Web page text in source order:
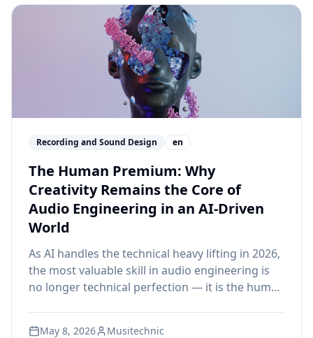
Recording and Sound Design en
The Human Premium: Why
Creativity Remains the Core of
Audio Engineering in an AI-Driven
World
As AI handles the technical heavy lifting in 2026,
the most valuable skill in audio engineering is
no longer technical perfection — it is the human
May 8, 2026 Musitechnic